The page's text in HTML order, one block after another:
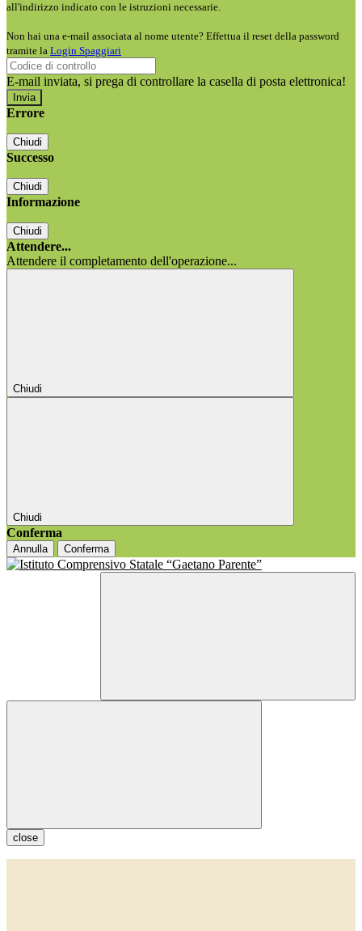
all'indirizzo indicato con le istruzioni necessarie.
Non hai una e-mail associata al nome utente? Effettua il reset della password
tramite la Login Spaggiari
E-mail inviata, si prega di controllare la casella di posta elettronica!
Errore
Chiudi
Successo
Chiudi
Informazione
Chiudi
Attendere...
Attendere il completamento dell'operazione...
Chiudi
Chiudi
Conferma
Annulla Conferma
close